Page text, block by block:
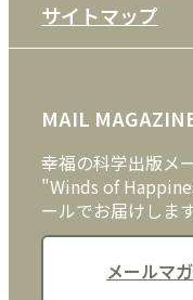
DVD・ブル
外国語
プライバシ
クッキーポ
メディア・
サイトマップ
MAIL
幸福の科学出版メ
"Winds of
ールでお届けします
メールマ